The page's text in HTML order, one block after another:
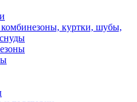
куртки, шубы,